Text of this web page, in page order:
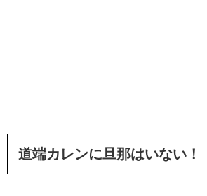
道端カレンに旦那はいない！